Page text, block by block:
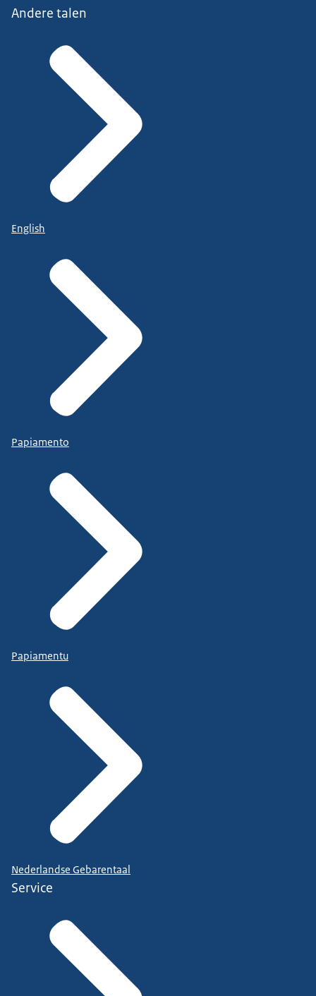
Andere talen
English
Papiamento
Papiamentu
Nederlandse Gebarentaal
Service